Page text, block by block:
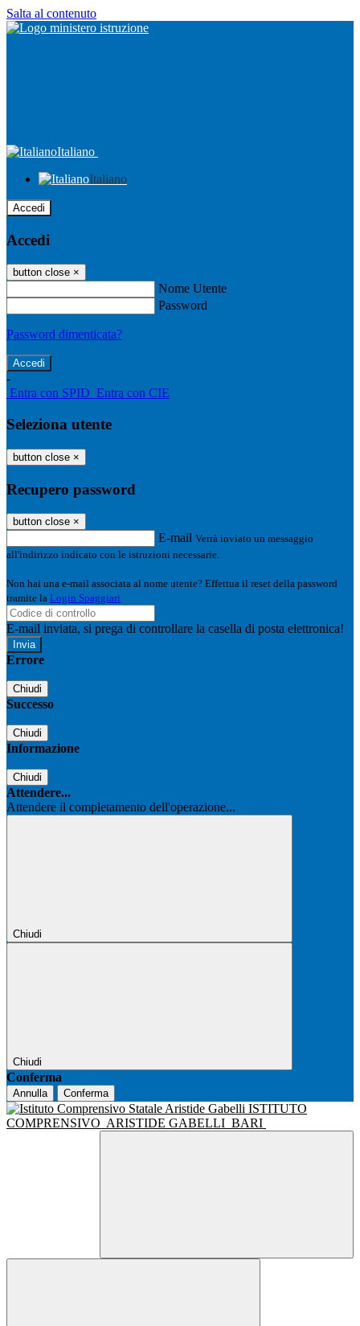
Salta al contenuto
Italiano
Italiano
Accedi
Accedi
button close ×
Nome Utente
Password
Password dimenticata?
-
Entra con SPID Entra con CIE
Seleziona utente
button close ×
Recupero password
button close ×
E-mail Verrà inviato un messaggio
all'indirizzo indicato con le istruzioni necessarie.
Non hai una e-mail associata al nome utente? Effettua il reset della password
tramite la Login Spaggiari
E-mail inviata, si prega di controllare la casella di posta elettronica!
Errore
Chiudi
Successo
Chiudi
Informazione
Chiudi
Attendere...
Attendere il completamento dell'operazione...
Chiudi
Chiudi
Conferma
Annulla Conferma
ISTITUTO
COMPRENSIVO ARISTIDE GABELLI BARI